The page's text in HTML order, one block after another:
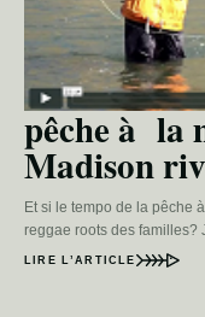
pêche à la
Madison
Et si le tempo de la pêche
reggae roots des familles?
LIRE L’ARTICLE